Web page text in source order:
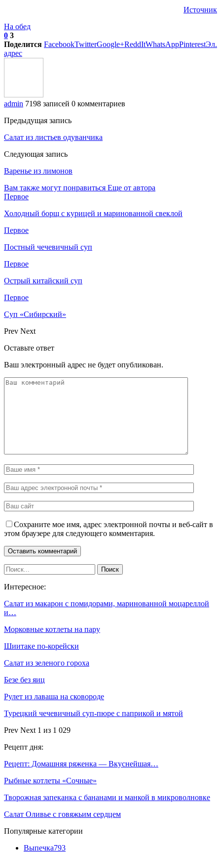
Источник
На обед
0 3
Поделится FacebookTwitterGoogle+ReddItWhatsAppPinterestЭл.
адрес
admin 7198 записей 0 комментариев
Предыдущая запись
Салат из листьев одуванчика
Следующая запись
Варенье из лимонов
Вам также могут понравиться Еще от автора
Первое
Холодный борщ с курицей и маринованной свеклой
Первое
Постный чечевичный суп
Первое
Острый китайский суп
Первое
Суп «Сибирский»
Prev Next
Оставьте ответ
Ваш электронный адрес не будет опубликован.
Сохраните мое имя, адрес электронной почты и веб-сайт в
этом браузере для следующего комментария.
Интересное:
Салат из макарон с помидорами, маринованной моцареллой
и…
Морковные котлеты на пару
Шиитаке по-корейски
Салат из зеленого гороха
Безе без яиц
Рулет из лаваша на сковороде
Турецкий чечевичный суп-пюре с паприкой и мятой
Prev Next 1 из 1 029
Рецепт дня:
Рецепт: Домашняя ряженка — Вкуснейшая…
Рыбные котлеты «Сочные»
Творожная запеканка с бананами и манкой в микроволновке
Салат Оливье с говяжьим сердцем
Популярные категории
Выпечка793